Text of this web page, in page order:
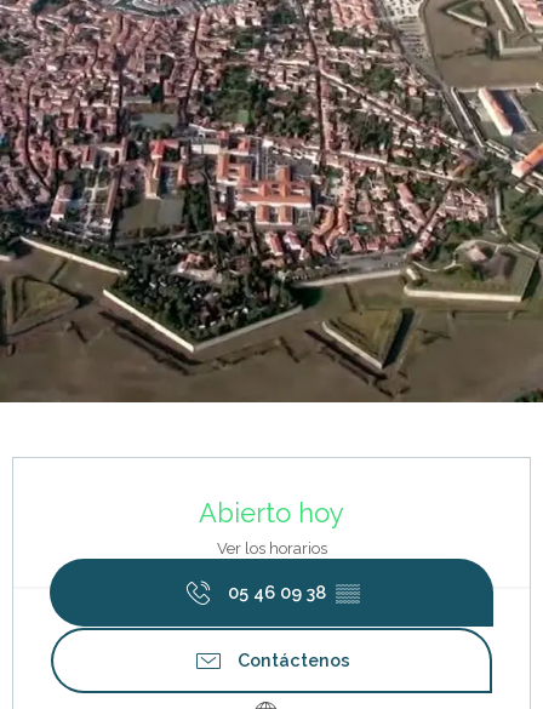
Abierto hoy
Ver los horarios
05 46 09 38 ▒▒
Contáctenos